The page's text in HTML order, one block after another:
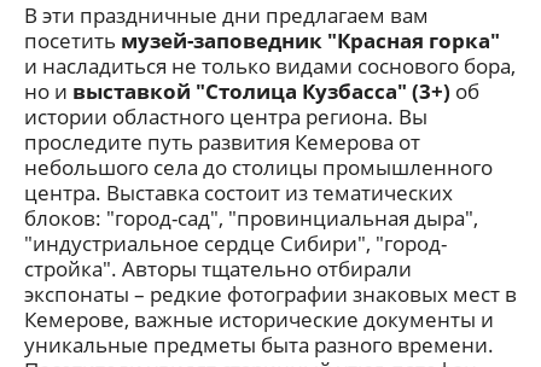
В эти праздничные дни предлагаем вам
посетить музей-заповедник "Красная горка"
и насладиться не только видами соснового бора,
но и выставкой "Столица Кузбасса" (3+) об
истории областного центра региона. Вы
проследите путь развития Кемерова от
небольшого села до столицы промышленного
центра. Выставка состоит из тематических
блоков: "город-сад", "провинциальная дыра",
"индустриальное сердце Сибири", "город-
стройка". Авторы тщательно отбирали
экспонаты – редкие фотографии знаковых мест в
Кемерове, важные исторические документы и
уникальные предметы быта разного времени.